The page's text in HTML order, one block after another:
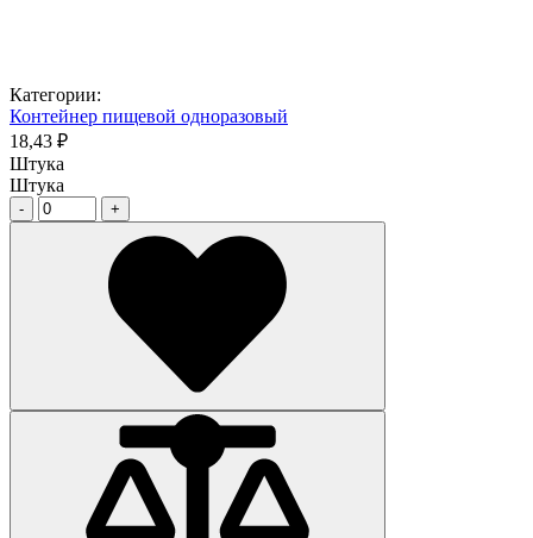
Категории:
Контейнер пищевой одноразовый
18,43 ₽
Штука
Штука